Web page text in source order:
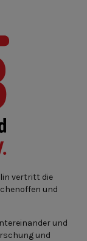
vertritt die
und
und
und